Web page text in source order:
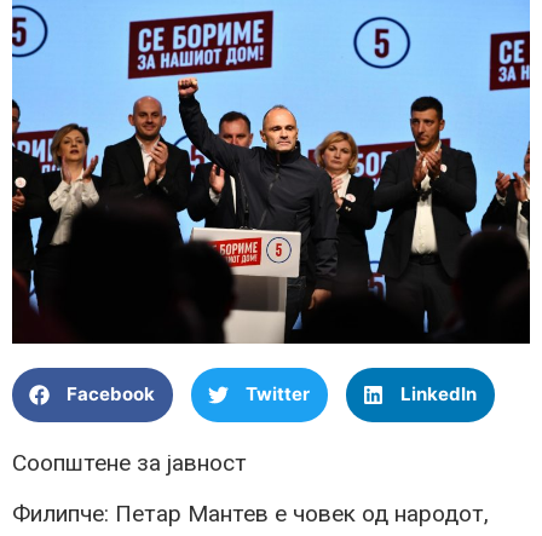
Facebook Twitter LinkedIn
Соопштене за јавност
Филипче: Петар Мантев е човек од народот,